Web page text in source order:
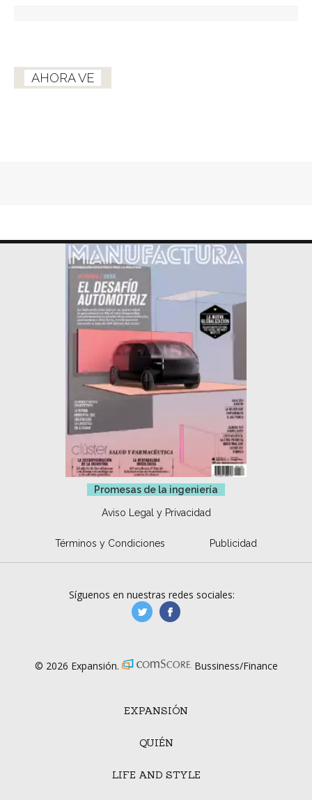
AHORA VE
Promesas de la ingeniería
Aviso Legal y Privacidad
Términos y Condiciones Publicidad
EXPANSIÓN
QUIÉN
LIFE AND STYLE
Síguenos en nuestras redes sociales:
manufacturaGE
© 2026 Expansión. Bussiness/Finance